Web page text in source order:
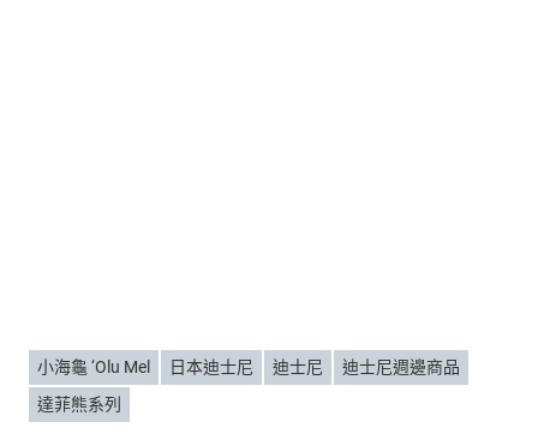
小海龜 ‘Olu Mel 日本迪士尼 迪士尼
迪士尼週邊商品
達菲熊系列